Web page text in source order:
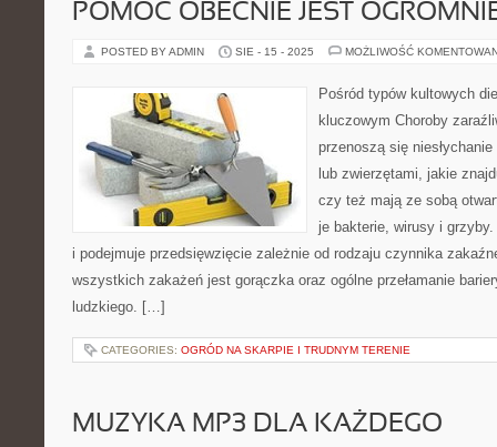
POMOC OBECNIE JEST
POSTED BY ADMIN SIE - 15 - 2025 MOŻLIWOŚĆ
Pośród typów kultowych
kluczowym Choroby
przenoszą się
lub zwierzętami, jakie
czy też mają ze sobą
je bakterie, wirusy i
i podejmuje przedsięwzięcie zależnie od rodzaju czynnika
wszystkich zakażeń jest gorączka oraz ogólne przełamanie
ludzkiego. […]
CATEGORIES: OGRÓD NA SKARPIE I TRUDNYM TERENIE
MUZYKA MP3 DLA KAŻDEGO